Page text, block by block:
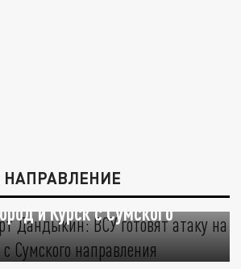
НАПРАВЛЕНИЕ
Дандыкин: ВСУ готовят
и Курск с Сумского